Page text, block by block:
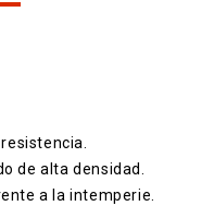
de alta densidad.
a la intemperie.